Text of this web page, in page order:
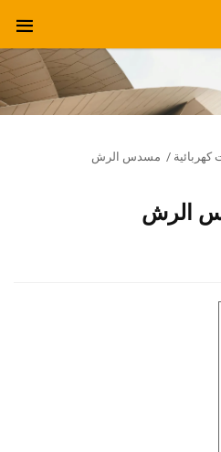
كهربائية / مسدس الرش
الرش